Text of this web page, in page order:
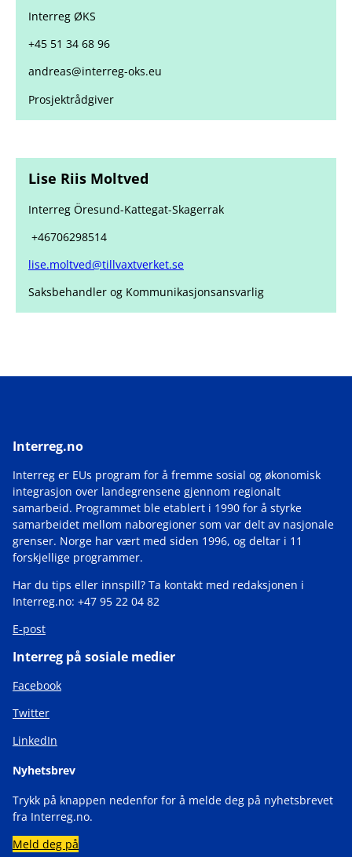
Interreg ØKS
+45 51 34 68 96
andreas@interreg-oks.eu
Prosjektrådgiver
Lise Riis Moltved
Interreg Öresund-Kattegat-Skagerrak
+46706298514
lise.moltved@tillvaxtverket.se
Saksbehandler og Kommunikasjonsansvarlig
Interreg.no
Interreg er EUs program for å fremme sosial og økonomisk
integrasjon over landegrensene gjennom regionalt
samarbeid. Programmet ble etablert i 1990 for å styrke
samarbeidet mellom naboregioner som var delt av nasjonale
grenser. Norge har vært med siden 1996, og deltar i 11
forskjellige programmer.
Har du tips eller innspill? Ta kontakt med redaksjonen i
Interreg.no: +47 95 22 04 82
E-post
Interreg på sosiale medier
Facebook
Twitter
LinkedIn
Nyhetsbrev
Trykk på knappen nedenfor for å melde deg på nyhetsbrevet
fra Interreg.no.
Meld deg på